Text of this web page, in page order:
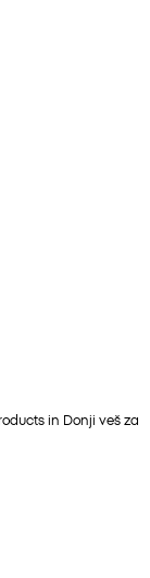
in Donji veš za